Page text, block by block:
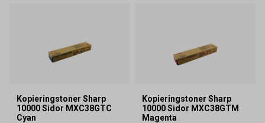
Kopieringstoner Sharp
10000 Sidor MXC38GTC
Cyan
Kopieringstoner Sharp
10000 Sidor MXC38GTM
Magenta